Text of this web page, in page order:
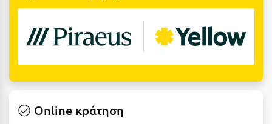
Δελφοί
Διακοπτό
Online κράτηση